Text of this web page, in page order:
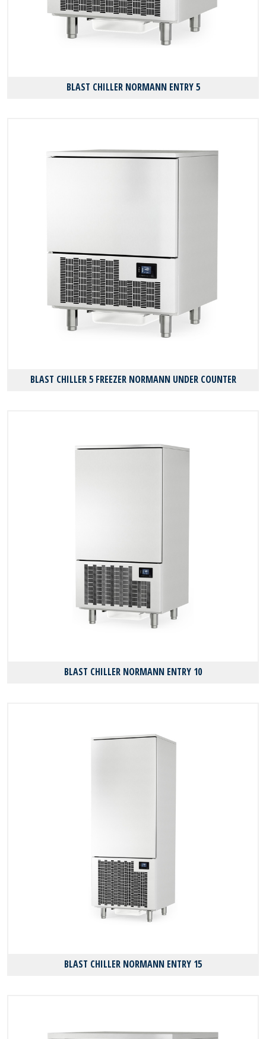
BLAST CHILLER NORMANN ENTRY 5
BLAST CHILLER 5 FREEZER NORMANN UNDER COUNTER
BLAST CHILLER NORMANN ENTRY 10
BLAST CHILLER NORMANN ENTRY 15